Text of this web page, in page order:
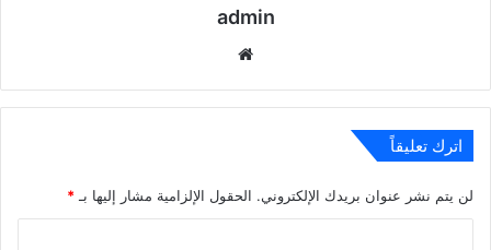
admin
اترك تعليقاً
لن يتم نشر عنوان بريدك الإلكتروني. الحقول الإلزامية مشار إليها بـ *